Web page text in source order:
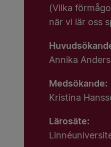
(Vilka
när vi lär oss
Annika
Medsökande:
Kristina
Lärosäte: